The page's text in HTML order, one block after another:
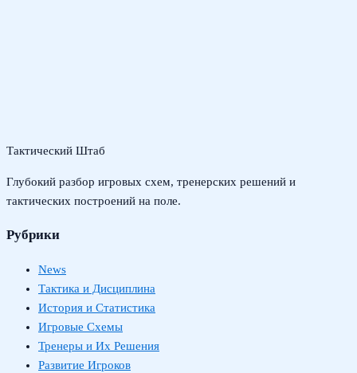
Тактический Штаб
Глубокий разбор игровых схем, тренерских решений и
тактических построений на поле.
Рубрики
News
Тактика и Дисциплина
История и Статистика
Игровые Схемы
Тренеры и Их Решения
Развитие Игроков